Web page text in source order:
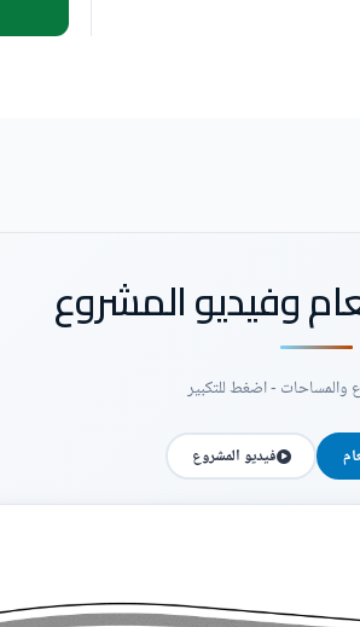
وفيديو المشروع
والمساحات - اضغط للتكبير
فيديو المشروع